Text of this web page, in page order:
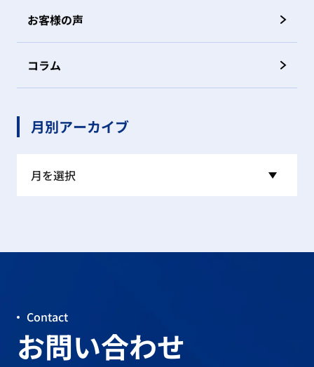
お客様の声
コラム
月別アーカイブ
Contact
お問い合わせ